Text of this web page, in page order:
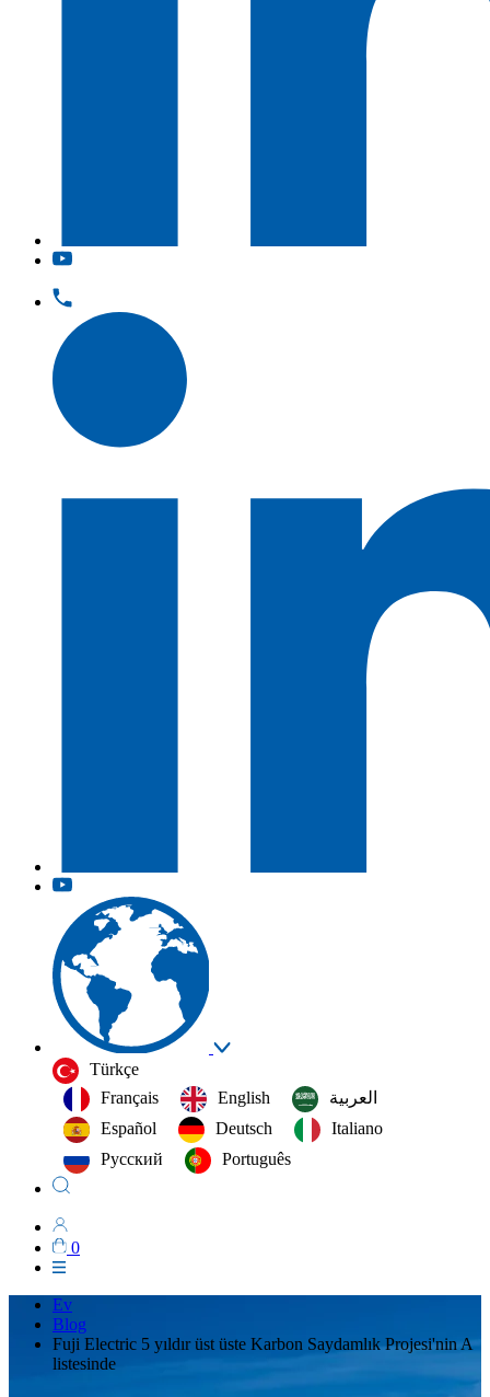
Türkçe
Français
English
العربية‏
Español
Deutsch
Italiano
Русский
Português
0
Ev
Blog
Fuji Electric 5 yıldır üst üste Karbon Saydamlık Projesi'nin A
listesinde